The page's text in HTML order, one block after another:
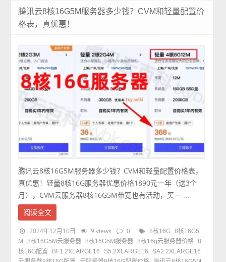
腾讯云8核16G5M服务器多少钱？CVM和轻量配置价
格表，真优惠！
腾讯云8核16G5M服务器多少钱？CVM和轻量配置价格表，
真优惠！轻量8核16G服务器优惠价格1890元一年（送3个
月），CVM云服务器8核16G5M带宽也有活动，买一 ...
阅读全文
2024年12月10日 9 views 0 8核16G
8核16G5
M
8核16G5M云服务器 8核16G5M服务器 8核16g云服务器价格 8
核16G配置
BF1.2XLARGE16 S5.2XLARGE16
SA2.2XLARGE16